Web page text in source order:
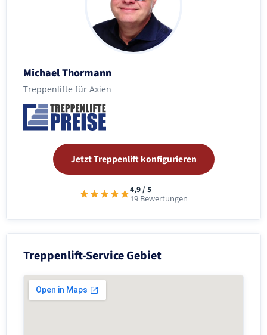
Michael Thormann
Treppenlifte für Axien
Jetzt Treppenlift konfigurieren
4,9 / 5
19 Bewertungen
Treppenlift-Service Gebiet